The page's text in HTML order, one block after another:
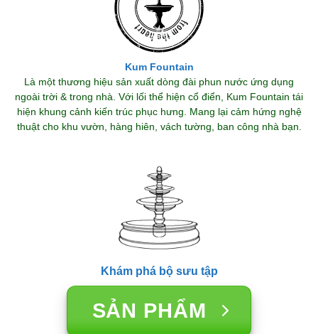
Kum Fountain
Là một thương hiệu sản xuất dòng đài phun nước ứng dụng
ngoài trời & trong nhà. Với lối thể hiện cổ điển, Kum Fountain tái
hiện khung cảnh kiến trúc phục hưng. Mang lại cảm hứng nghệ
thuật cho khu vườn, hàng hiên, vách tường, ban công nhà bạn.
Khám phá bộ sưu tập
SẢN PHẨM